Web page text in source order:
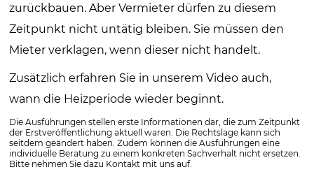
zurückbauen. Aber Vermieter dürfen zu diesem
Zeitpunkt nicht untätig bleiben. Sie müssen den
Mieter verklagen, wenn dieser nicht handelt.
Zusätzlich erfahren Sie in unserem Video auch,
wann die Heizperiode wieder beginnt.
Die Ausführungen stellen erste Informationen dar, die zum Zeitpunkt
der Erstveröffentlichung aktuell waren. Die Rechtslage kann sich
seitdem geändert haben. Zudem können die Ausführungen eine
individuelle Beratung zu einem konkreten Sachverhalt nicht ersetzen.
Bitte nehmen Sie dazu Kontakt mit uns auf.